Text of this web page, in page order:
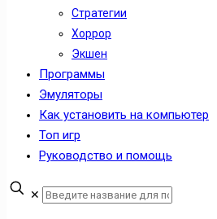
Стратегии
Хоррор
Экшен
Программы
Эмуляторы
Как установить на компьютер
Топ игр
Руководство и помощь
✕